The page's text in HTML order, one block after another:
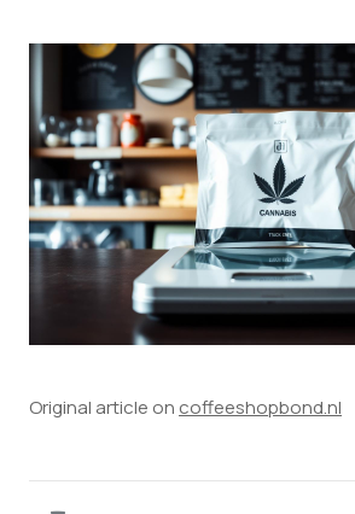
Original article on coffeeshopbond.nl